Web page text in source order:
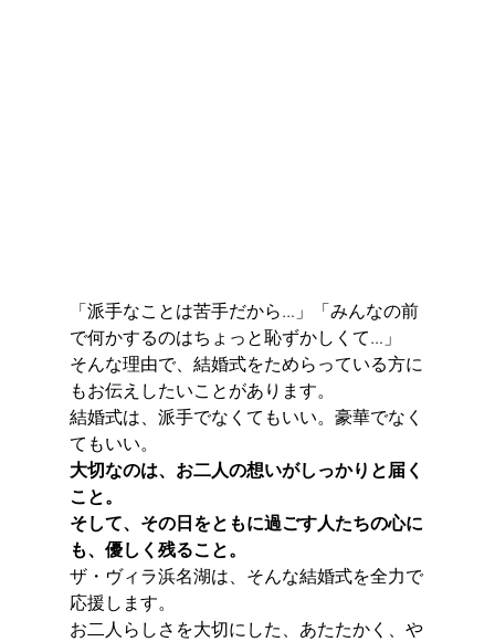
「派手なことは苦手だから…」「みんなの前
で何かするのはちょっと恥ずかしくて…」
そんな理由で、結婚式をためらっている方に
もお伝えしたいことがあります。
結婚式は、派手でなくてもいい。豪華でなく
てもいい。
大切なのは、お二人の想いがしっかりと届く
こと。
そして、その日をともに過ごす人たちの心に
も、優しく残ること。
ザ・ヴィラ浜名湖は、そんな結婚式を全力で
応援します。
お二人らしさを大切にした、あたたかく、や